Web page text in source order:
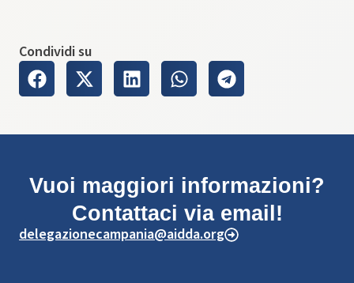
Condividi su
Vuoi maggiori informazioni?
Contattaci via email!
delegazionecampania@aidda.org